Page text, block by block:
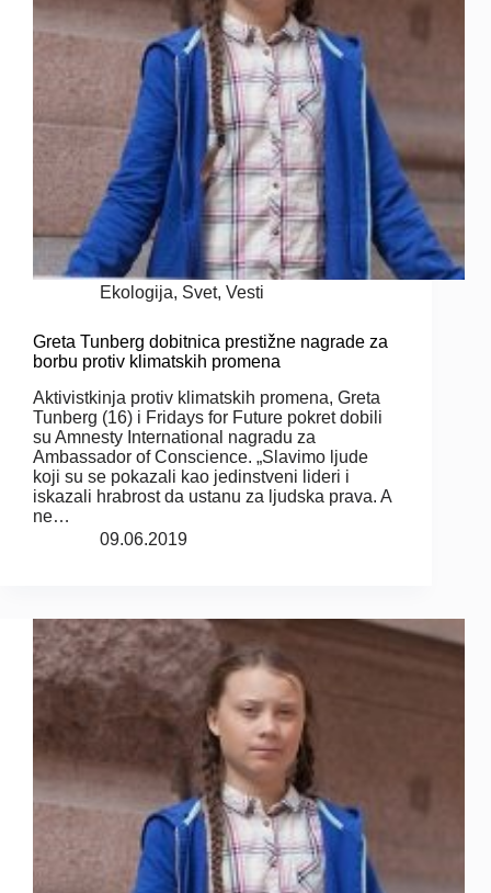
Ekologija, Svet, Vesti
Greta Tunberg dobitnica prestižne nagrade za
borbu protiv klimatskih promena
Aktivistkinja protiv klimatskih promena, Greta
Tunberg (16) i Fridays for Future pokret dobili
su Amnesty International nagradu za
Ambassador of Conscience. „Slavimo ljude
koji su se pokazali kao jedinstveni lideri i
iskazali hrabrost da ustanu za ljudska prava. A
ne…
09.06.2019